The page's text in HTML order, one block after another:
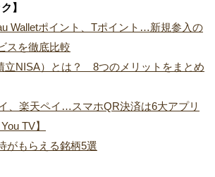
】
Walletポイント、Tポイント…新規参入の
スを徹底比較
立NISA）とは？ 8つのメリットをまとめ
、楽天ペイ…スマホQR決済は6大アプリ
TV】
がもらえる銘柄5選